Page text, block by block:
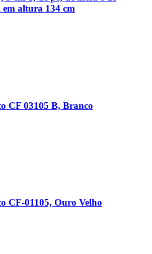
em altura 134 cm
CF 03105 B, Branco
CF-01105, Ouro Velho